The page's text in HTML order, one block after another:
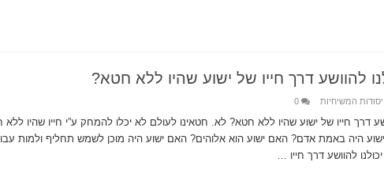
להוושע דרך חייו של ישוע שהיו ללא חטא?
יסודות המשיחיות 0
דרך חייו של ישוע שהיו ללא חטא? לא. חטאינו לעולם לא יכלו להמחק ע”י חייו שהיו ללא
24. האם ישוע היה באמת אדם? האם ישוע הוא אלוהים? האם ישוע היה מוכן לשמש תחליף ולמות
להוושע דרך חייו …